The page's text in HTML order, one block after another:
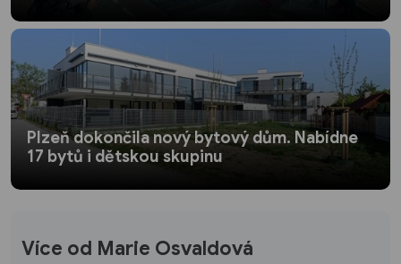
Plzeň dokončila nový bytový dům. Nabídne
17 bytů i dětskou skupinu
Více od Marie Osvaldová